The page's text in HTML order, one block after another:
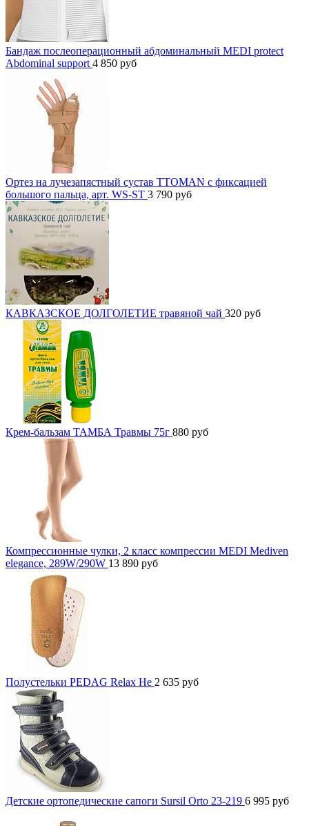
Бандаж послеоперационный абдоминальный MEDI protect
Abdominal support 4 850 руб
Ортез на лучезапястный сустав TTOMAN с фиксацией
большого пальца, арт. WS-ST 3 790 руб
КАВКАЗСКОЕ ДОЛГОЛЕТИЕ травяной чай 320 руб
Крем-бальзам ТАМБА Травмы 75г 880 руб
Компрессионные чулки, 2 класс компрессии MEDI Mediven
elegance, 289W/290W 13 890 руб
Полустельки PEDAG Relax He 2 635 руб
Детские ортопедические сапоги Sursil Orto 23-219 6 995 руб